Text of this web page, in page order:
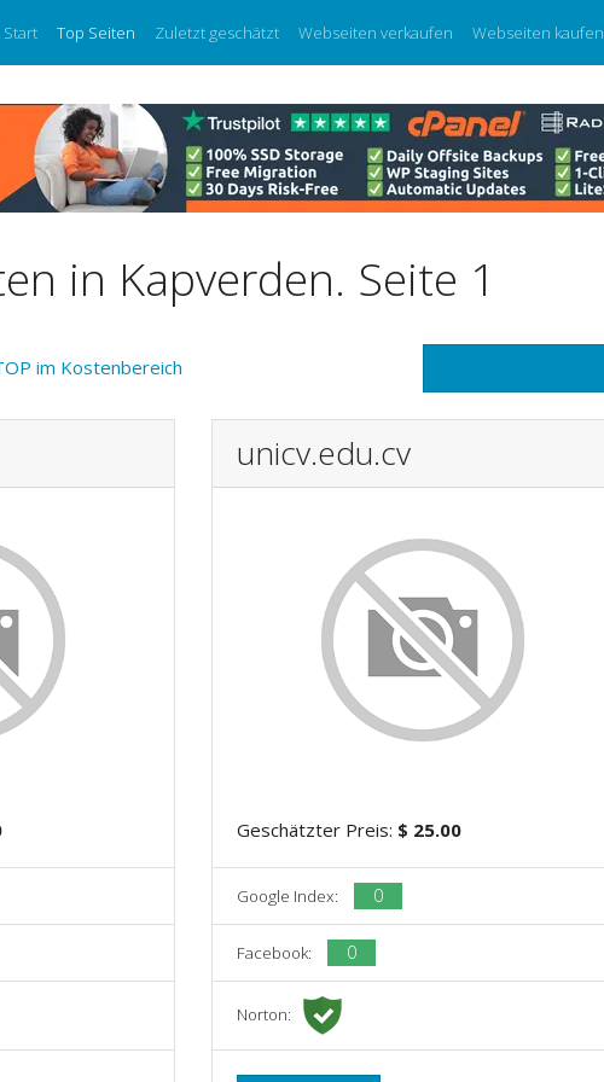
Start Top Seiten Zuletzt geschätzt Webseiten verkaufen Webseiten kaufen
in Kapverden. Seite 1
im Kostenbereich
unicv.edu.cv
Geschätzter Preis: $ 25.00
Google Index: 0
Facebook: 0
Norton: